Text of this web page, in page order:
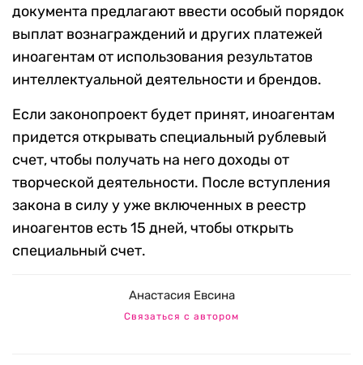
документа предлагают ввести особый порядок
выплат вознаграждений и других платежей
иноагентам от использования результатов
интеллектуальной деятельности и брендов.
Если законопроект будет принят, иноагентам
придется открывать специальный рублевый
счет, чтобы получать на него доходы от
творческой деятельности. После вступления
закона в силу у уже включенных в реестр
иноагентов есть 15 дней, чтобы открыть
специальный счет.
Анастасия Евсина
Связаться с автором